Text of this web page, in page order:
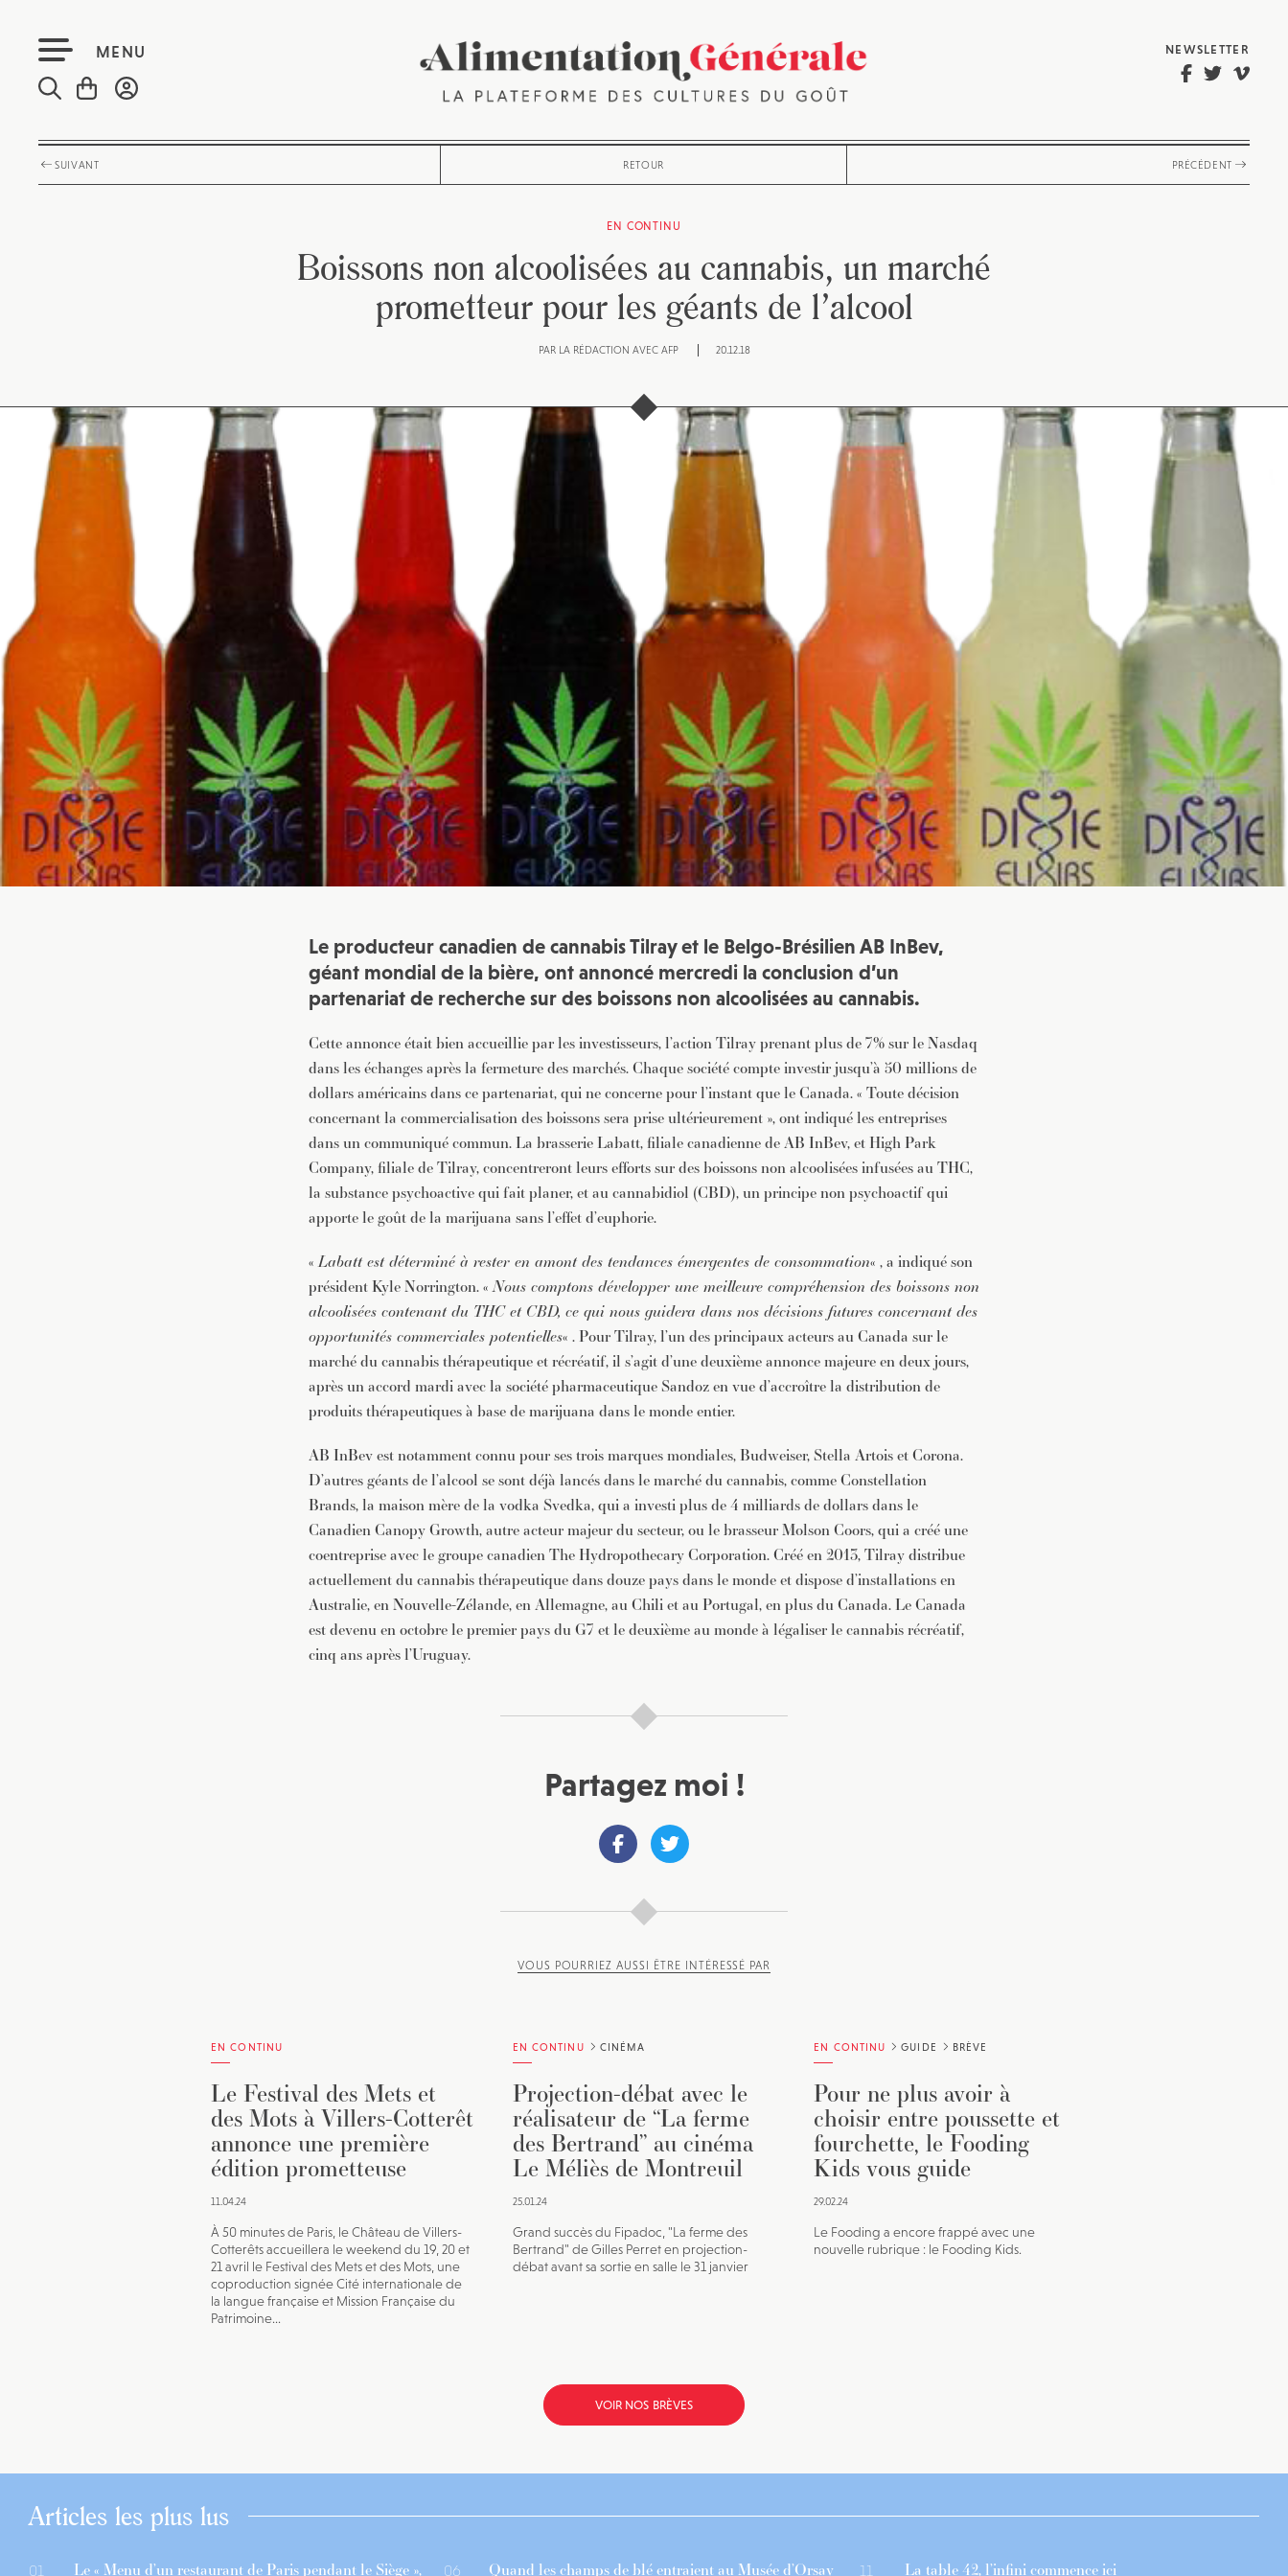
MENU NEWSLETTER
SUIVANT RETOUR PRÉCÉDENT
EN CONTINU
Boissons non alcoolisées au cannabis, un marché
prometteur pour les géants de l’alcool
PAR LA RÉDACTION AVEC AFP 20.12.18
Le producteur canadien de cannabis Tilray et le Belgo-Brésilien AB InBev,
géant mondial de la bière, ont annoncé mercredi la conclusion d’un
partenariat de recherche sur des boissons non alcoolisées au cannabis.
Cette annonce était bien accueillie par les investisseurs, l’action Tilray prenant plus de 7% sur le Nasdaq
dans les échanges après la fermeture des marchés. Chaque société compte investir jusqu’à 50 millions de
dollars américains dans ce partenariat, qui ne concerne pour l’instant que le Canada. « Toute décision
concernant la commercialisation des boissons sera prise ultérieurement », ont indiqué les entreprises
dans un communiqué commun. La brasserie Labatt, filiale canadienne de AB InBev, et High Park
Company, filiale de Tilray, concentreront leurs efforts sur des boissons non alcoolisées infusées au THC,
la substance psychoactive qui fait planer, et au cannabidiol (CBD), un principe non psychoactif qui
apporte le goût de la marijuana sans l’effet d’euphorie.
«Labatt est déterminé à rester en amont des tendances émergentes de consommation« , a indiqué son
président Kyle Norrington. «Nous comptons développer une meilleure compréhension des boissons non
alcoolisées contenant du THC et CBD, ce qui nous guidera dans nos décisions futures concernant des
opportunités commerciales potentielles« . Pour Tilray, l’un des principaux acteurs au Canada sur le
marché du cannabis thérapeutique et récréatif, il s’agit d’une deuxième annonce majeure en deux jours,
après un accord mardi avec la société pharmaceutique Sandoz en vue d’accroître la distribution de
produits thérapeutiques à base de marijuana dans le monde entier.
AB InBev est notamment connu pour ses trois marques mondiales, Budweiser, Stella Artois et Corona.
D’autres géants de l’alcool se sont déjà lancés dans le marché du cannabis, comme Constellation
Brands, la maison mère de la vodka Svedka, qui a investi plus de 4 milliards de dollars dans le
Canadien Canopy Growth, autre acteur majeur du secteur, ou le brasseur Molson Coors, qui a créé une
coentreprise avec le groupe canadien The Hydropothecary Corporation. Créé en 2013, Tilray distribue
actuellement du cannabis thérapeutique dans douze pays dans le monde et dispose d’installations en
Australie, en Nouvelle-Zélande, en Allemagne, au Chili et au Portugal, en plus du Canada. Le Canada
est devenu en octobre le premier pays du G7 et le deuxième au monde à légaliser le cannabis récréatif,
cinq ans après l’Uruguay.
Partagez moi !
VOUS POURRIEZ AUSSI ÊTRE INTÉRESSÉ PAR
EN CONTINU
Le Festival des Mets et
des Mots à Villers-Cotterêt
annonce une première
édition prometteuse
11.04.24
À 50 minutes de Paris, le Château de Villers-
Cotterêts accueillera le weekend du 19, 20 et
21 avril le Festival des Mets et des Mots, une
coproduction signée Cité internationale de
la langue française et Mission Française du
Patrimoine...
EN CONTINU CINÉMA
Projection-débat avec le
réalisateur de “La ferme
des Bertrand” au cinéma
Le Méliès de Montreuil
25.01.24
Grand succès du Fipadoc, "La ferme des
Bertrand" de Gilles Perret en projection-
débat avant sa sortie en salle le 31 janvier
EN CONTINU GUIDE BRÈVE
Pour ne plus avoir à
choisir entre poussette et
fourchette, le Fooding
Kids vous guide
29.02.24
Le Fooding a encore frappé avec une
nouvelle rubrique : le Fooding Kids.
VOIR NOS BRÈVES
Articles les plus lus
01 Le « Menu d’un restaurant de Paris pendant le Siège », 06 Quand les champs de blé entraient au Musée d’Orsay 11 La table 42, l’infini commence ici
JE M'INSCRIS À LA NEWSLETTER
Pour recevoir toutes les deux semaines notre lettre d’info avec une
sélection d’articles …